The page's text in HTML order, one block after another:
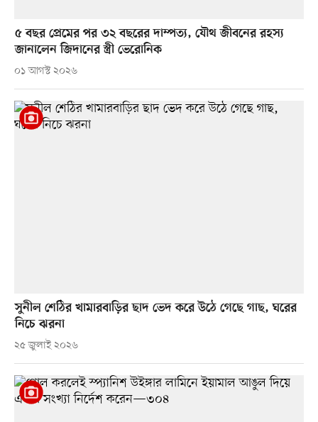
৫ বছর প্রেমের পর ৩২ বছরের দাম্পত্য, যৌথ জীবনের রহস্য
জানালেন জিদানের স্ত্রী ভেরোনিক
০১ আগস্ট ২০২৬
সুনীল শেঠির খামারবাড়ির ছাদ ভেদ করে উঠে গেছে গাছ, ঘরের
নিচে ঝরনা
২৫ জুলাই ২০২৬